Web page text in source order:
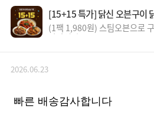
[15+15 특가] 닭신 오븐구이
(1팩 1,980원) 스팀오븐으로
닭안심살
2026.06.23
빠른 배송감사합니다